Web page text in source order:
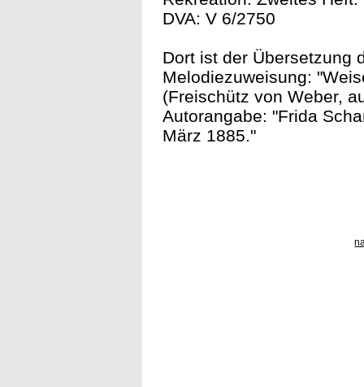
DVA: V 6/2750
Dort ist der Übersetzung
Melodiezuweisung:
(Freischütz von Weber,
Autorangabe: "Frida
März 1885."